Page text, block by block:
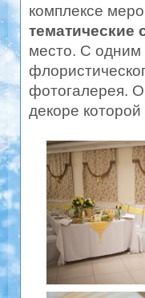
комплексе
тематические
место. С одним
фотогалерея.
декоре